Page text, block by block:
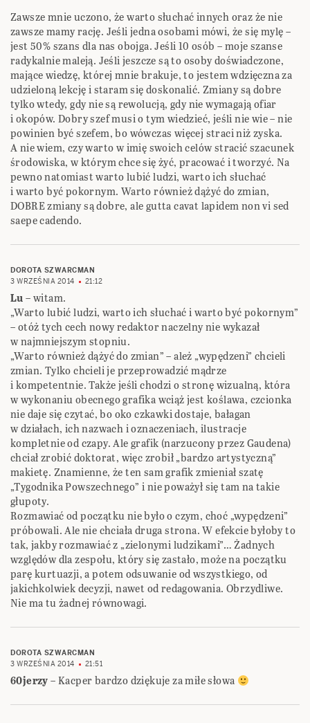
Zawsze mnie uczono, że warto słuchać innych oraz że nie
zawsze mamy rację. Jeśli jedna osobami mówi, że się mylę –
jest 50% szans dla nas obojga. Jeśli 10 osób – moje szanse
radykalnie maleją. Jeśli jeszcze są to osoby doświadczone,
mające wiedzę, której mnie brakuje, to jestem wdzięczna za
udzieloną lekcję i staram się doskonalić. Zmiany są dobre
tylko wtedy, gdy nie są rewolucją, gdy nie wymagają ofiar
i okopów. Dobry szef musi o tym wiedzieć, jeśli nie wie – nie
powinien być szefem, bo wówczas więcej straci niż zyska.
A nie wiem, czy warto w imię swoich celów stracić szacunek
środowiska, w którym chce się żyć, pracować i tworzyć. Na
pewno natomiast warto lubić ludzi, warto ich słuchać
i warto być pokornym. Warto również dążyć do zmian,
DOBRE zmiany są dobre, ale gutta cavat lapidem non vi sed
saepe cadendo.
DOROTA SZWARCMAN
3 WRZEŚNIA 2014
21:12
Lu– witam.
„Warto lubić ludzi, warto ich słuchać i warto być pokornym”
– otóż tych cech nowy redaktor naczelny nie wykazał
w najmniejszym stopniu.
„Warto również dążyć do zmian” – ależ „wypędzeni” chcieli
zmian. Tylko chcieli je przeprowadzić mądrze
i kompetentnie. Także jeśli chodzi o stronę wizualną, która
w wykonaniu obecnego grafika wciąż jest koślawa, czcionka
nie daje się czytać, bo oko czkawki dostaje, bałagan
w działach, ich nazwach i oznaczeniach, ilustracje
kompletnie od czapy. Ale grafik (narzucony przez Gaudena)
chciał zrobić doktorat, więc zrobił „bardzo artystyczną”
makietę. Znamienne, że ten sam grafik zmieniał szatę
„Tygodnika Powszechnego” i nie poważył się tam na takie
głupoty.
Rozmawiać od początku nie było o czym, choć „wypędzeni”
próbowali. Ale nie chciała druga strona. W efekcie byłoby to
tak, jakby rozmawiać z „zielonymi ludzikami”… Żadnych
względów dla zespołu, który się zastało, może na początku
parę kurtuazji, a potem odsuwanie od wszystkiego, od
jakichkolwiek decyzji, nawet od redagowania. Obrzydliwe.
Nie ma tu żadnej równowagi.
DOROTA SZWARCMAN
3 WRZEŚNIA 2014
21:51
60jerzy– Kacper bardzo dziękuje za miłe słowa